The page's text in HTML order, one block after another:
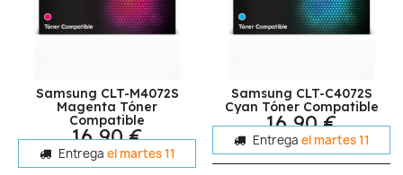
Samsung CLT-M4072S
Magenta Tóner
Compatible
16,90 €
Entrega el martes 11
Samsung CLT-C4072S
Cyan Tóner Compatible
16,90 €
Entrega el martes 11